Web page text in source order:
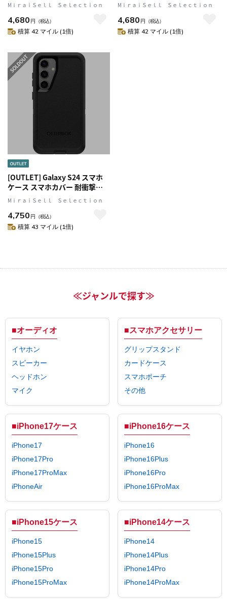
OtterBox[オッターボックス]
Core[コア] (77-95338)
MⅰｒａｉＳｅｌｌ Ｓｅｌｅｃｔｉｏｎ
4,680 円 （税込）
積算 42 マイル (1倍)
(77-95339)
MⅰｒａｉＳｅｌｌ Ｓｅｌｅｃｔｉｏｎ
4,680 円 （税込）
積算 42 マイル (1倍)
[OUTLET] Galaxy S24 スマホ
ケース スマホカバー 耐衝撃
Black(ブラック) OtterBox[オ
ィフェンダー] (77-94480)
MⅰｒａｉＳｅｌｌ Ｓｅｌｅｃｔｉｏｎ
4,750 円 （税込）
積算 43 マイル (1倍)
≪ジャンルで探す≫
■オーディオ
イヤホン
スピーカー
ヘッドホン
マイク
■スマホアクセサリー
グリップスタンド
カードケース
スマホポーチ
その他
■iPhone17ケース
iPhone17
iPhone17Pro
iPhone17ProMax
iPhoneAir
■iPhone16ケース
iPhone16
iPhone16Plus
iPhone16Pro
iPhone16ProMax
■iPhone15ケース
iPhone15
iPhone15Plus
iPhone15Pro
iPhone15ProMax
■iPhone14ケース
iPhone14
iPhone14Plus
iPhone14Pro
iPhone14ProMax